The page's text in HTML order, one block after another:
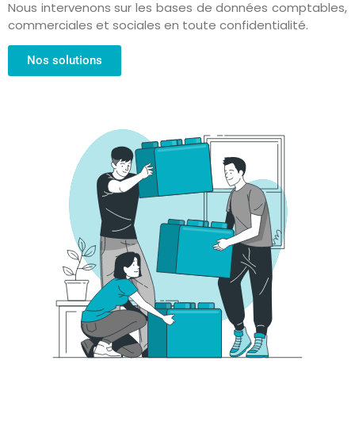
Nous intervenons sur les bases de données comptables,
commerciales et sociales en toute confidentialité.
Nos solutions